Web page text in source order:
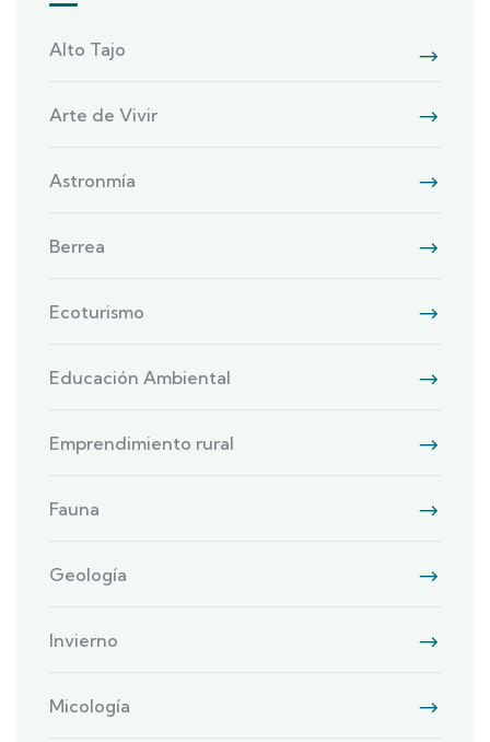
Alto Tajo
Arte de Vivir
Astronmía
Berrea
Ecoturismo
Educación Ambiental
Emprendimiento rural
Fauna
Geología
Invierno
Micología